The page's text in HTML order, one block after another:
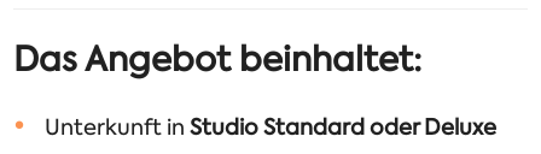
Das Angebot beinhaltet:
Unterkunft inStudio Standard oder Deluxe